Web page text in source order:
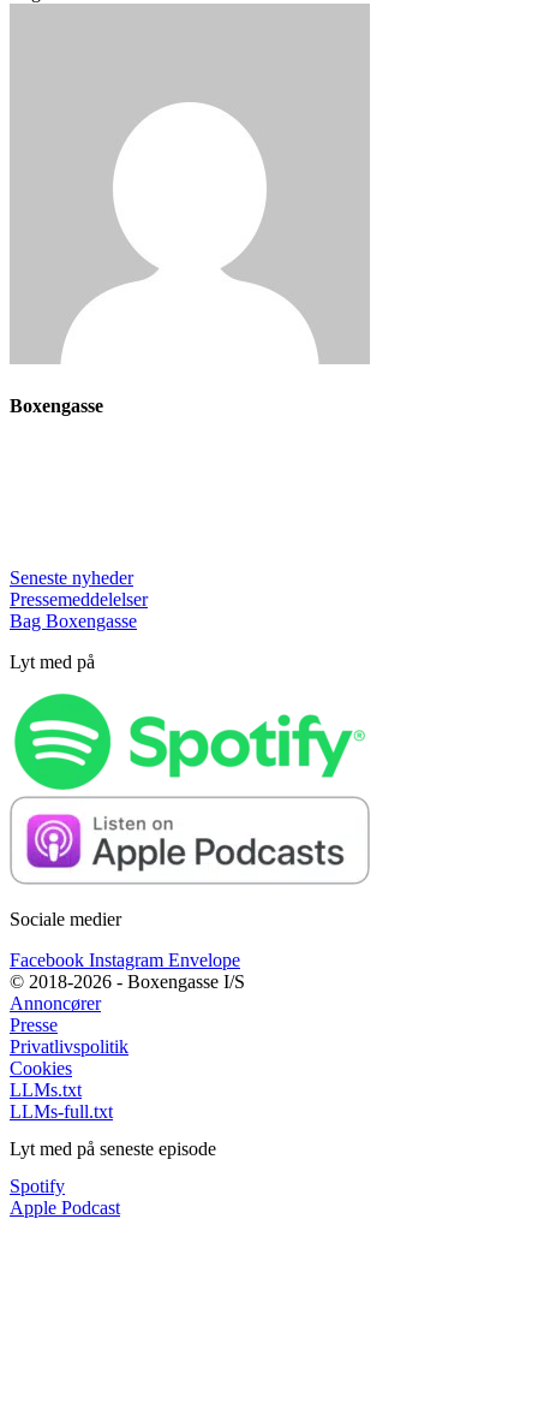
Boxengasse
Seneste nyheder
Pressemeddelelser
Bag Boxengasse
Lyt med på
Sociale medier
Facebook Instagram Envelope
© 2018-2026 - Boxengasse I/S
Annoncører
Presse
Privatlivspolitik
Cookies
LLMs.txt
LLMs-full.txt
Lyt med på seneste episode
Spotify
Apple Podcast